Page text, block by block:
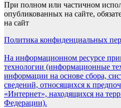
При полном или частичном
опубликованных на сайте,
на сайт
Политика конфиденциальных
На информационном ресурсе
технологии (информационные
информации на основе сбора,
сведений, относящихся к
«Интернет», находящихся на
Федерации).